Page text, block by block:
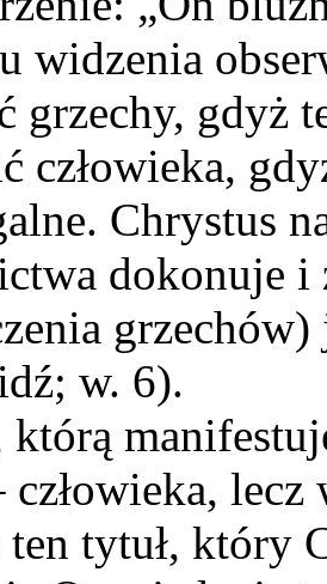
widzenia
grzechy, gdyż
człowieka,
Chrystus
dokonuje
w. 6).
którą
człowieka, lecz
ten tytuł, który